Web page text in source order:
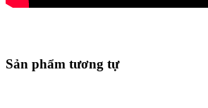
Sản phẩm tương tự